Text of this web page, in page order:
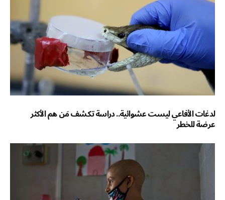
لدغات الأفاعي ليست عشوائية.. دراسة تكشف مَن هم الأكثر
عرضة للخطر